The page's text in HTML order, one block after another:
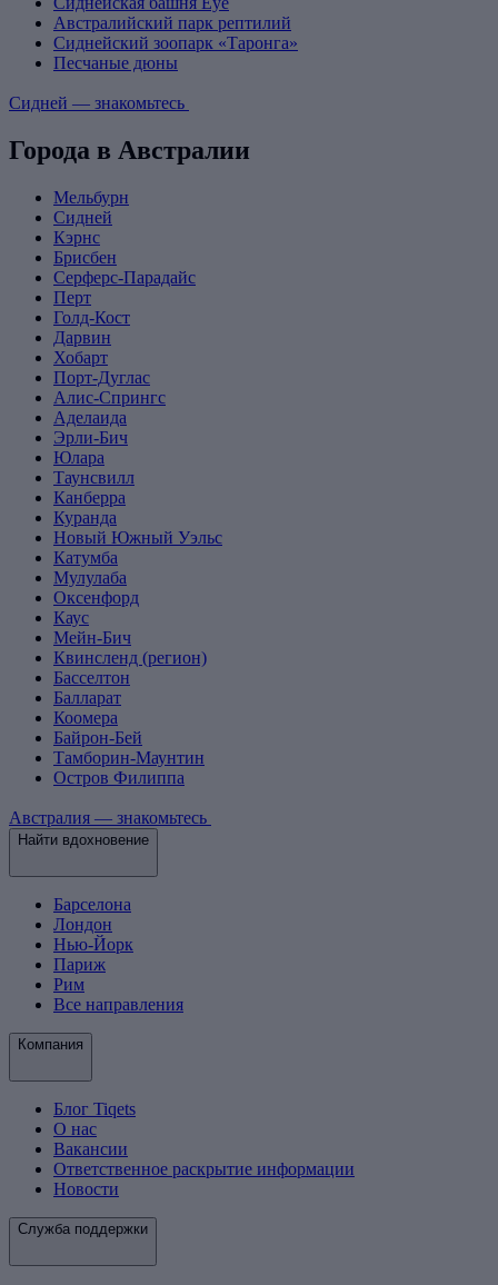
Австралийский парк рептилий
Сиднейский зоопарк «Таронга»
Песчаные дюны
Сидней — знакомьтесь
Города в Австралии
Мельбурн
Сидней
Кэрнс
Брисбен
Серферс-Парадайс
Перт
Голд-Кост
Дарвин
Хобарт
Порт-Дуглас
Алис-Спрингс
Аделаида
Эрли-Бич
Юлара
Таунсвилл
Канберра
Куранда
Новый Южный Уэльс
Катумба
Мулулаба
Оксенфорд
Каус
Мейн-Бич
Квинсленд (регион)
Басселтон
Балларат
Коомера
Байрон-Бей
Тамборин-Маунтин
Остров Филиппа
Австралия — знакомьтесь
Найти вдохновение
Барселона
Лондон
Нью-Йорк
Париж
Рим
Все направления
Компания
Блог Tiqets
О нас
Вакансии
Ответственное раскрытие информации
Новости
Служба поддержки